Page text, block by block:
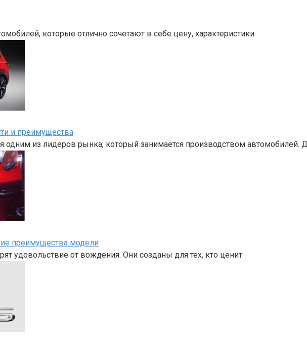
которые отлично сочетают в себе цену, характеристики
и преимущества
одним из лидеров рынка, который занимается производством автомобилей.
преимущества модели
удовольствие от вождения. Они созданы для тех, кто ценит